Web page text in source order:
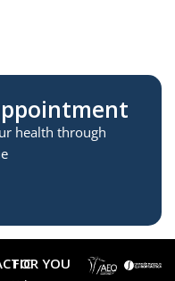
health through
FOR YOU